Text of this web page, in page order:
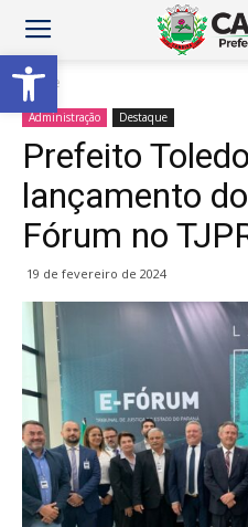
Abrir a barra de ferramentas
Home
Administração Destaque
Prefeito
lançamento
Fórum no
19 de fevereiro de 2024